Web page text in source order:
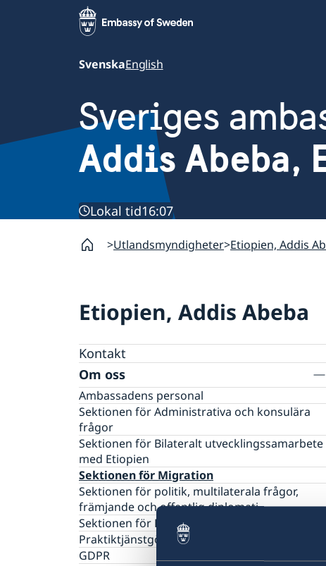
SvenskaEnglish
Sveriges
Addis Abeba,
Lokal tid16:07
Utlandsmyndigheter Etiopien, Addis
Etiopien, Addis Abeba
Kontakt
Om oss
Ambassadens personal
Sektionen för Administrativa och konsulära
frågor
Sektionen för Bilateralt utvecklingssamarbete
med Etiopien
Sektionen för Migration
Sektionen för politik, multilaterala frågor,
främjande och offentlig diplomati
Sektionen för Regionalt utvecklingssamarbete
Praktiktjänstgöring på ambassaden
GDPR